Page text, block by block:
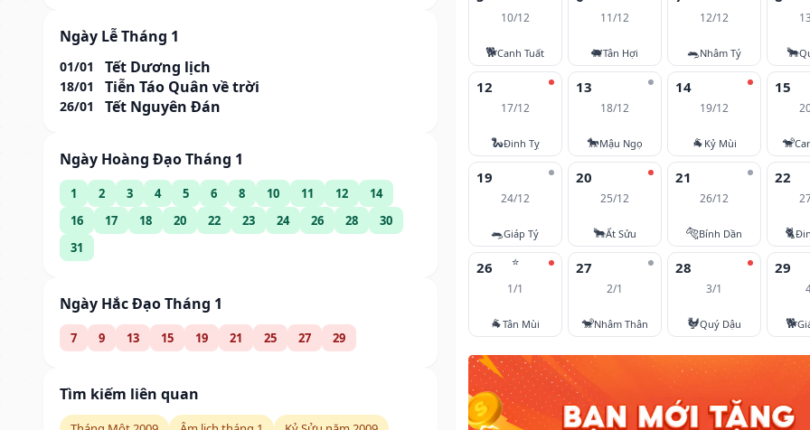
Ngày Lễ Tháng 1
01/01 Tết Dương lịch
18/01 Tiễn Táo Quân về trời
26/01 Tết Nguyên Đán
Ngày Hoàng Đạo Tháng 1
1 2 3 4 5 6 8 10 11 12
14
16
17 18 20 22 23 24 26 28
30
31
Ngày Hắc Đạo Tháng 1
7 9 13 15 19 21 25 27 29
Tìm kiếm liên quan
10/12
🐕Canh Tuất
11/12
🐖Tân Hợi
12/12
🐀Nhâm Tý 🐂
12
17/12
🐍Đinh Tỵ
13
18/12
🐎Mậu Ngọ
14
19/12
🐐 Kỷ Mùi
15
🐒
19
24/12
🐀Giáp Tý
20
25/12
🐂Ất Sửu
21
26/12
🐅Bính Dần
22
🐈
⭐
26
1/1
🐐Tân Mùi
27
2/1
🐒Nhâm Thân
28
3/1
🐓Quý Dậu
29
🐕